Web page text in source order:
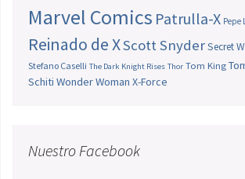
Marvel Comics Patrulla-X Pepe
Reinado de XScott SnyderSecret
Stefano Caselli The Dark Knight Rises Thor Tom King
Schiti Wonder Woman X-Force
Nuestro Facebook